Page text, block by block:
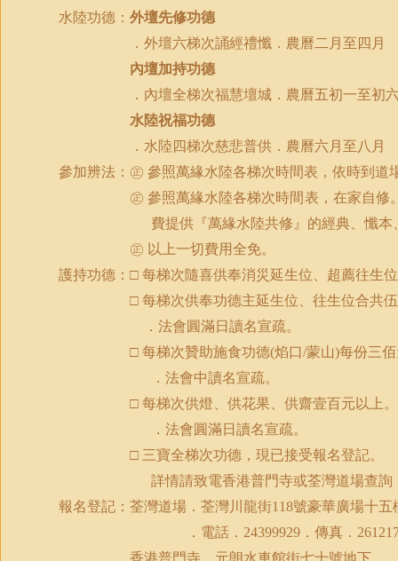
水陸功德： 外壇先修功德
．外壇六梯次誦經禮懺．農曆二月至四月
內壇加持功德
．內壇全梯次福慧壇城．農曆五初一至初
水陸祝福功德
．水陸四梯次慈悲普供．農曆六月至八月
參加辨法：㊣ 參照萬緣水陸各梯次時間表，依時到道
㊣ 參照萬緣水陸各梯次時間表，在家自
費提供『萬緣水陸共修』的經典、懺
㊣ 以上一切費用全免。
護持功德：□ 每梯次隨喜供奉消災延生位、超薦往生
□ 每梯次供奉功德主延生位、往生位合共
．法會圓滿日讀名宣疏。
□ 每梯次贊助施食功德(焰口/蒙山)每份三
．法會中讀名宣疏。
□ 每梯次供燈、供花果、供齋壹百元以上。
．法會圓滿日讀名宣疏。
□ 三寶全梯次功德，現已接受報名登記。
詳情請致電香港普門寺或荃灣道場查詢
報名登記：荃灣道場．荃灣川龍街118號豪華廣場十五
．電話． 24399929 ．傳真．
香港普門寺．元朗水車館街七十號地下